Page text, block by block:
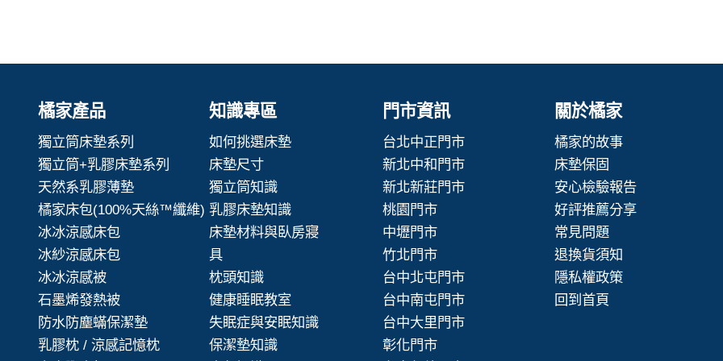
橘家產品
獨立筒床墊系列
獨立筒+乳膠床墊系列
天然系乳膠薄墊
橘家床包(100%天絲™纖維)
冰冰涼感床包
冰紗涼感床包
冰冰涼感被
石墨烯發熱被
防水防塵蟎保潔墊
乳膠枕 / 涼感記憶枕
知識專區
如何挑選床墊
床墊尺寸
獨立筒知識
乳膠床墊知識
床墊材料與臥房寢
具
枕頭知識
健康睡眠教室
失眠症與安眠知識
保潔墊知識
門市資訊
台北中正門市
新北中和門市
新北新莊門市
桃園門市
中壢門市
竹北門市
台中北屯門市
台中南屯門市
台中大里門市
彰化門市
關於橘家
橘家的故事
床墊保固
安心檢驗報告
好評推薦分享
常見問題
退換貨須知
隱私權政策
回到首頁